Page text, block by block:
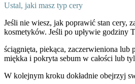
Ustal, jaki masz typ cery
Jeśli nie wiesz, jak poprawić stan cery,
kosmetyków. Jeśli po upływie godziny
ściągnięta, piekąca, zaczerwieniona lub
miękka i pokryta sebum w całości lub
W kolejnym kroku dokładnie obejrzyj